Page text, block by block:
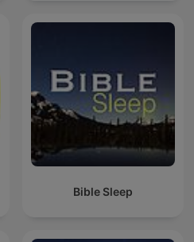
Bible Sleep